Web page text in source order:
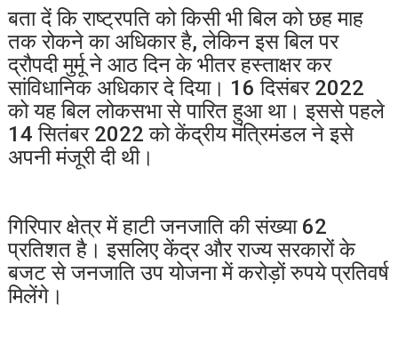
बता दें कि राष्ट्रपति को किसी भी बिल को छह माह
तक रोकने का अधिकार है, लेकिन इस बिल पर
द्रौपदी मुर्मू ने आठ दिन के भीतर हस्ताक्षर कर
सांविधानिक अधिकार दे दिया। 16 दिसंबर 2022
को यह बिल लोकसभा से पारित हुआ था। इससे पहले
14 सितंबर 2022 को केंद्रीय मंत्रिमंडल ने इसे
अपनी मंजूरी दी थी।
गिरिपार क्षेत्र में हाटी जनजाति की संख्या 62
प्रतिशत है। इसलिए केंद्र और राज्य सरकारों के
बजट से जनजाति उप योजना में करोड़ों रुपये प्रतिवर्ष
मिलेंगे।